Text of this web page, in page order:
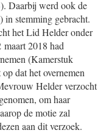
). Daarbij werd ook de
) in stemming gebracht.
het Lid Helder onder
2018 had
(Kamerstuk
dat het overnemen
Helder verzocht
om haar
de motie zal
aan dit verzoek.